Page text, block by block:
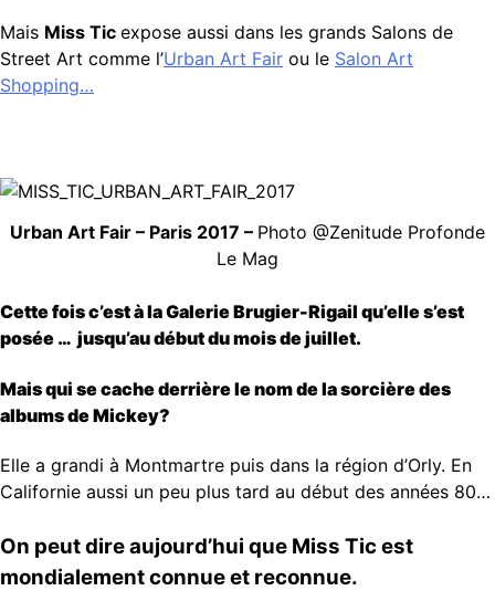
Mais Miss Tic expose aussi dans les grands Salons de
Street Art comme l’Urban Art Fair ou le Salon Art
Shopping…
Urban Art Fair – Paris 2017 – Photo @Zenitude Profonde
Le Mag
Cette fois c’est à la Galerie Brugier-Rigail qu’elle s’est
posée … jusqu’au début du mois de juillet.
Mais qui se cache derrière le nom de la sorcière des
albums de Mickey?
Elle a grandi à Montmartre puis dans la région d’Orly. En
Californie aussi un peu plus tard au début des années 80…
On peut dire aujourd’hui que Miss Tic est
mondialement connue et reconnue.